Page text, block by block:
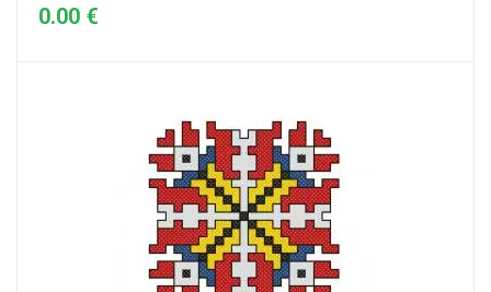
0.00 €